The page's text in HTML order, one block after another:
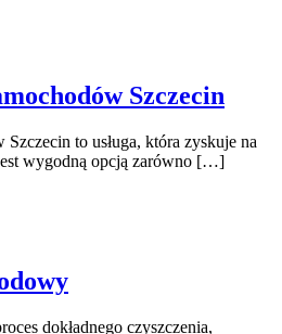
Szczecin
to usługa, która zyskuje na
wygodną opcją zarówno […]
dokładnego czyszczenia,